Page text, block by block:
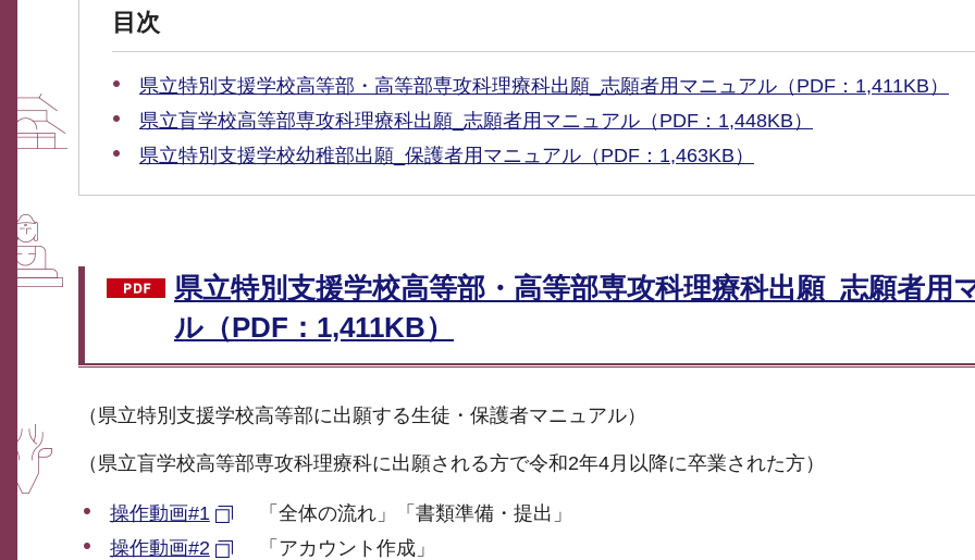
目次
県立特別支援学校高等部・高等部専攻科理療科出願_志願者用マニュアル（PDF：1,411KB）
県立盲学校高等部専攻科理療科出願_志願者用マニュアル（PDF：1,448KB）
県立特別支援学校幼稚部出願_保護者用マニュアル（PDF：1,463KB）
県立特別支援学校高等部・高等部専攻科理療科出願_志願者用
ル（PDF：1,411KB）
（県立特別支援学校高等部に出願する生徒・保護者マニュアル）
（県立盲学校高等部専攻科理療科に出願される方で令和2年4月以降に卒業された方）
操作動画#1
「全体の流れ」「書類準備・提出」
操作動画#2
「アカウント作成」